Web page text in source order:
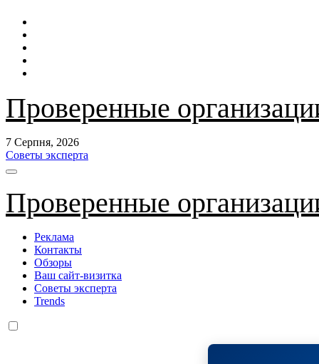
Перейти
контенту
Проверенные
7 Серпня, 2026
Советы эксперта
Проверенные
Реклама
Контакты
Обзоры
Ваш сайт-визитка
Советы эксперта
Trends